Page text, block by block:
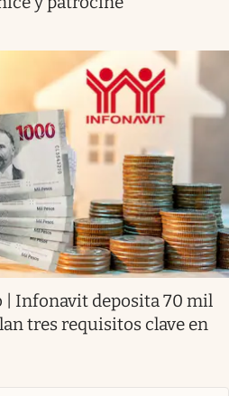
| Infonavit deposita 70 mil
tres requisitos clave en